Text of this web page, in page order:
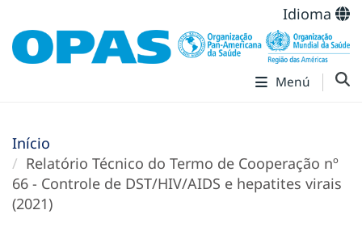
Idioma
Menú
Início
Relatório Técnico do Termo de Cooperação nº
66 - Controle de DST/HIV/AIDS e hepatites virais
(2021)